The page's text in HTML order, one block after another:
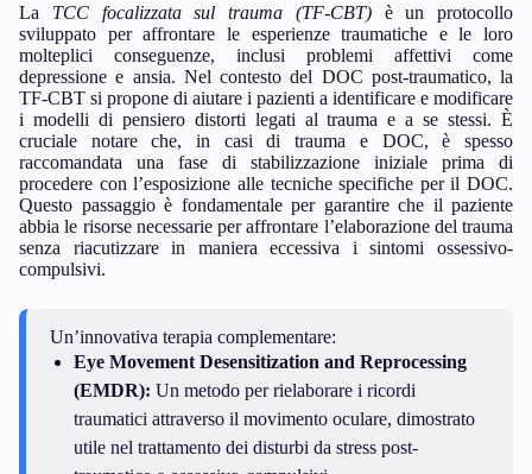
La TCC focalizzata sul trauma (TF-CBT)è un protocollo
sviluppato per affrontare le esperienze traumatiche e le loro
molteplici conseguenze, inclusi problemi affettivi come
depressione e ansia. Nel contesto del DOC post-traumatico, la
TF-CBT si propone di aiutare i pazienti a identificare e modificare
i modelli di pensiero distorti legati al trauma e a se stessi. È
cruciale notare che, in casi di trauma e DOC, è spesso
raccomandata una fase di stabilizzazione iniziale prima di
procedere con l’esposizione alle tecniche specifiche per il DOC.
Questo passaggio è fondamentale per garantire che il paziente
abbia le risorse necessarie per affrontare l’elaborazione del trauma
senza riacutizzare in maniera eccessiva i sintomi ossessivo-
compulsivi.
Un’innovativa terapia complementare:
Eye Movement Desensitization and Reprocessing
(EMDR): Un metodo per rielaborare i ricordi
traumatici attraverso il movimento oculare, dimostrato
utile nel trattamento dei disturbi da stress post-